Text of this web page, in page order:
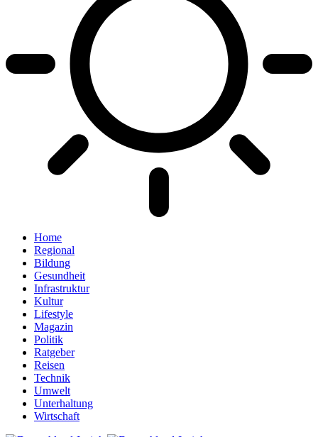
Home
Regional
Bildung
Gesundheit
Infrastruktur
Kultur
Lifestyle
Magazin
Politik
Ratgeber
Reisen
Technik
Umwelt
Unterhaltung
Wirtschaft